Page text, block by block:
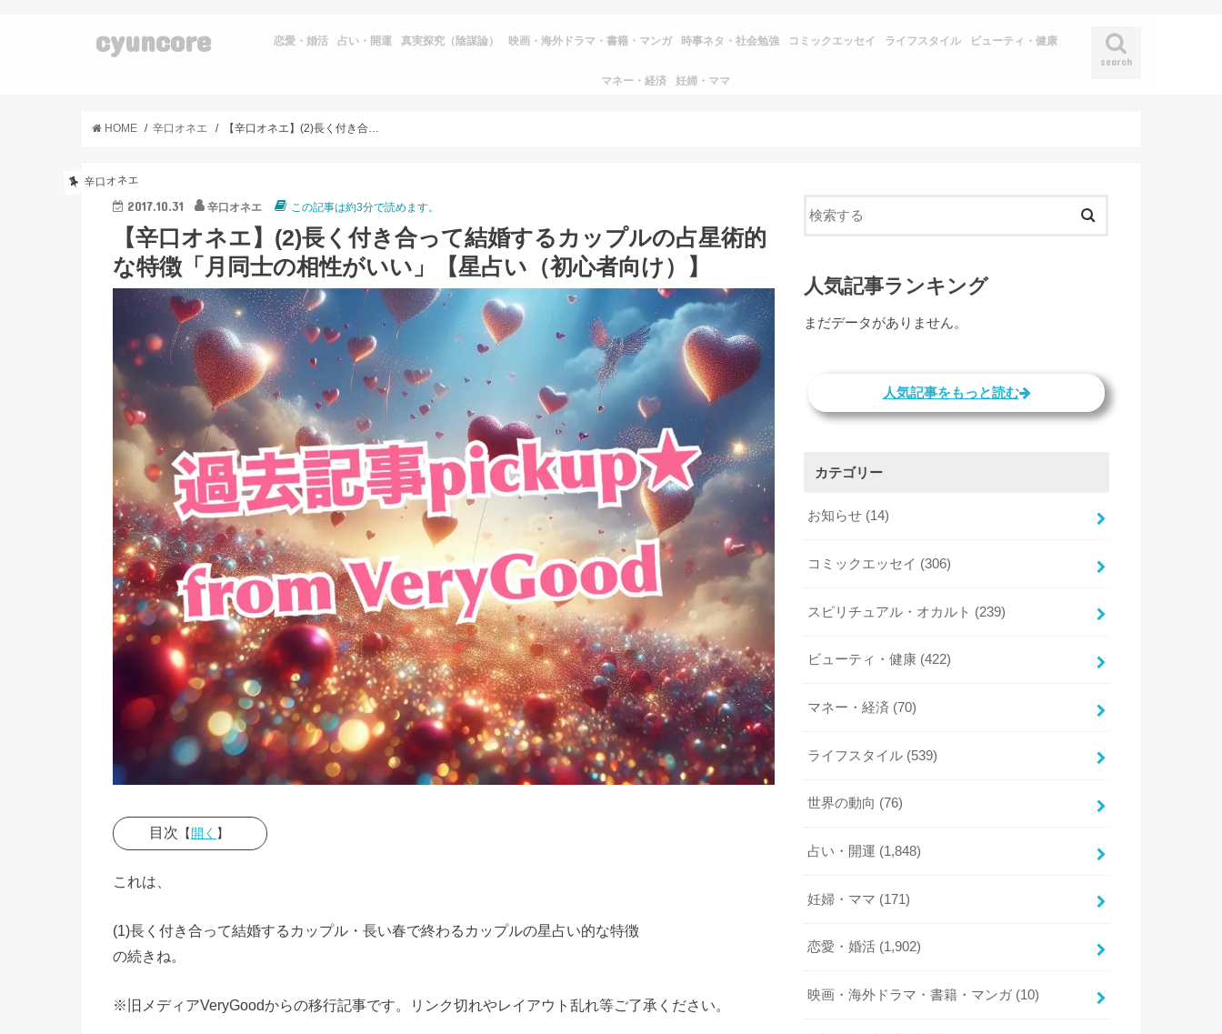
cyuncore
search
恋愛・婚活 占い・開運 真実探究（陰謀論） 映画・海外ドラマ・書籍・マンガ 時事ネタ・社会勉強 コミックエッセイ ライフスタイル ビューティ・健康
マネー・経済 妊婦・ママ
HOME 辛口オネエ
辛口オネエ
2017.10.31 辛口オネエ この記事は約3分で読めます。
【辛口オネエ】(2)長く付き合って結婚するカップルの占星術的
な特徴「月同士の相性がいい」【星占い（初心者向け）】
目次 【開く 】
太陽
性占
これは、
(1)長く付き合って結婚するカップル・長い春で終わるカップルの星占い的な特徴
の続きね。
※旧メディアVeryGoodからの移行記事です。リンク切れやレイアウト乱れ等ご了承ください。
人気記事ランキング
まだデータがありません。
人気記事をもっと読む
カテゴリー
お知らせ (14)
コミックエッセイ (306)
スピリチュアル・オカルト (239)
ビューティ・健康 (422)
マネー・経済 (70)
ライフスタイル (539)
世界の動向 (76)
占い・開運 (1,848)
妊婦・ママ (171)
恋愛・婚活 (1,902)
映画・海外ドラマ・書籍・マンガ (10)